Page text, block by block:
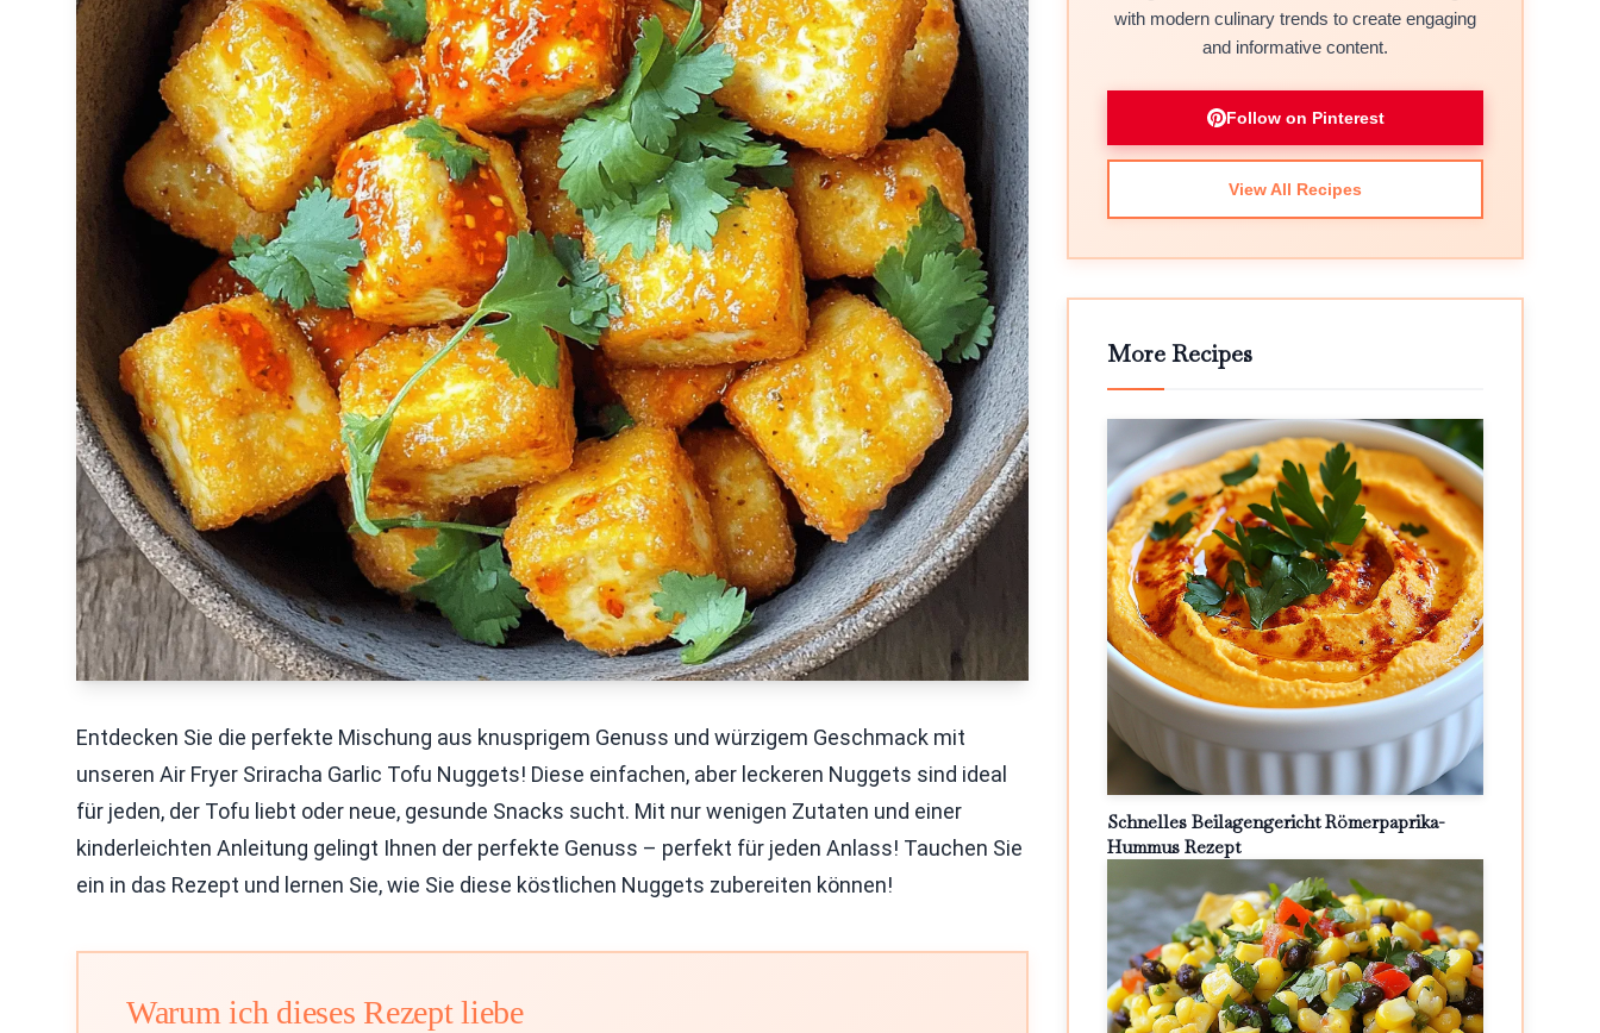
Entdecken Sie die perfekte Mischung aus knusprigem Genuss und würzigem Geschmack mit
unseren Air Fryer Sriracha Garlic Tofu Nuggets! Diese einfachen, aber leckeren Nuggets sind ideal
für jeden, der Tofu liebt oder neue, gesunde Snacks sucht. Mit nur wenigen Zutaten und einer
kinderleichten Anleitung gelingt Ihnen der perfekte Genuss – perfekt für jeden Anlass! Tauchen Sie
ein in das Rezept und lernen Sie, wie Sie diese köstlichen Nuggets zubereiten können!
Warum ich dieses Rezept liebe
with modern culinary trends to create engaging
and informative content.
Follow on Pinterest
View All Recipes
More Recipes
Schnelles Beilagengericht Römerpaprika-
Hummus Rezept